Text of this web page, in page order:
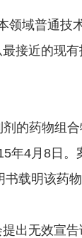
域普通技
接近的现
药物组合
年4月8日
载明该药
无效宣告